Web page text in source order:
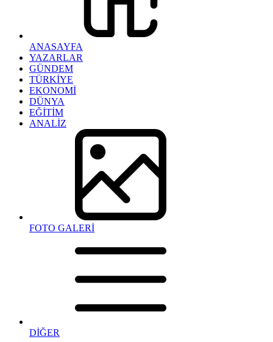
ANASAYFA
YAZARLAR
GÜNDEM
TÜRKİYE
EKONOMİ
DÜNYA
EĞİTİM
ANALİZ
FOTO GALERİ
DİĞER